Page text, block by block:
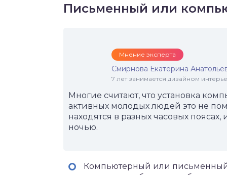
Письменный или
Мнение эксперта
Смирнова Екатерина
7 лет занимается дизайном
Многие считают, что установка
активных молодых людей это не
находятся в разных часовых
ночью.
Компьютерный или письменный